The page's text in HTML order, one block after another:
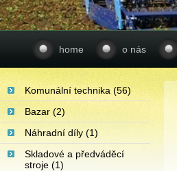
home o nás
Komunální technika (56)
Bazar (2)
Náhradní díly (1)
Skladové a předváděcí
stroje (1)